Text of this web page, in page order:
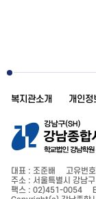
복지관소개 개인정
대표 : 조준배
고유번
주소 : 서울특별시 강남
팩스 : 02)451-0054